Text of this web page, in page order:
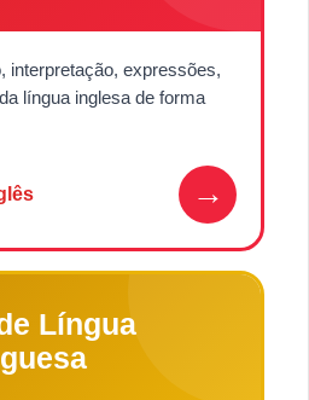
interpretação, expressões,
língua inglesa de forma
→
Língua